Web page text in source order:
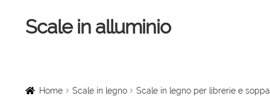
Vai
alla
Vai
al
Scale in alluminio
Scale a chiocciola
Home Scale in legno Scale in legno per librerie e